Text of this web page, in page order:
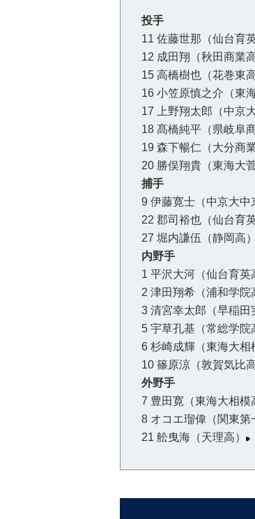
投手
11 佐藤世那（仙台育英
12 成田翔（秋田商業高
15 高橋樹也（花巻東高
16 小笠原慎之介（東
17 上野翔太郎（中京
18 髙橋純平（県岐阜
19 森下暢仁（大分商業
20 勝俣翔貴（東海大
捕手
9 伊藤寛士（中京大中
22 郡司裕也（仙台育英
27 堀内謙伍（静岡高）
内野手
1 平沢大河（仙台育英
2 津田翔希（浦和学院
3 清宮幸太郎（早稲田
5 宇草孔基（常総学
6 杉崎成輝（東海大相
10 篠原涼（敦賀気比高
外野手
7 豊田寛（東海大相模
8 オコエ瑠偉（関東第
21 舩曳海（天理高）